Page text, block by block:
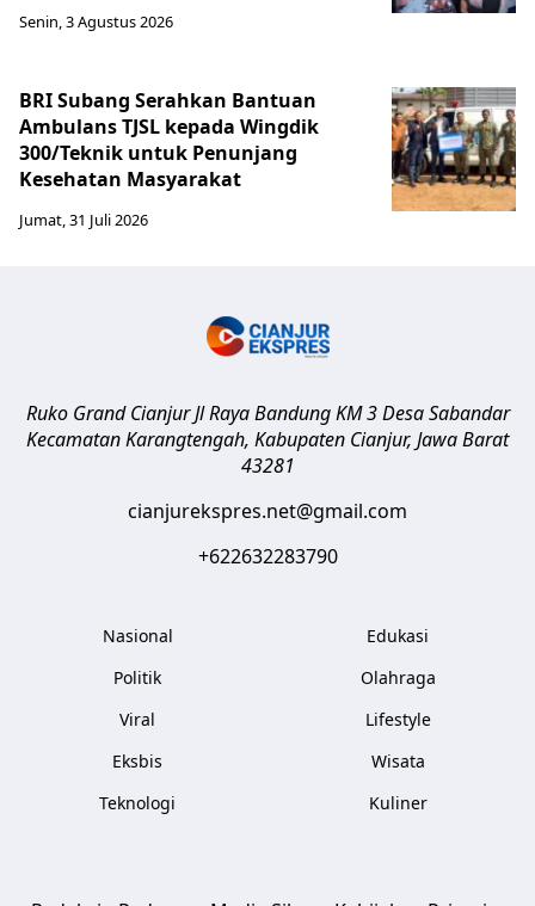
Senin, 3 Agustus 2026
BRI Subang Serahkan Bantuan
Ambulans TJSL kepada Wingdik
300/Teknik untuk Penunjang
Kesehatan Masyarakat ​
Jumat, 31 Juli 2026
Ruko Grand Cianjur Jl Raya Bandung KM 3 Desa Sabandar
Kecamatan Karangtengah, Kabupaten Cianjur, Jawa Barat
43281
cianjurekspres.net@gmail.com
+622632283790
Nasional
Politik
Viral
Eksbis
Teknologi
Edukasi
Olahraga
Lifestyle
Wisata
Kuliner